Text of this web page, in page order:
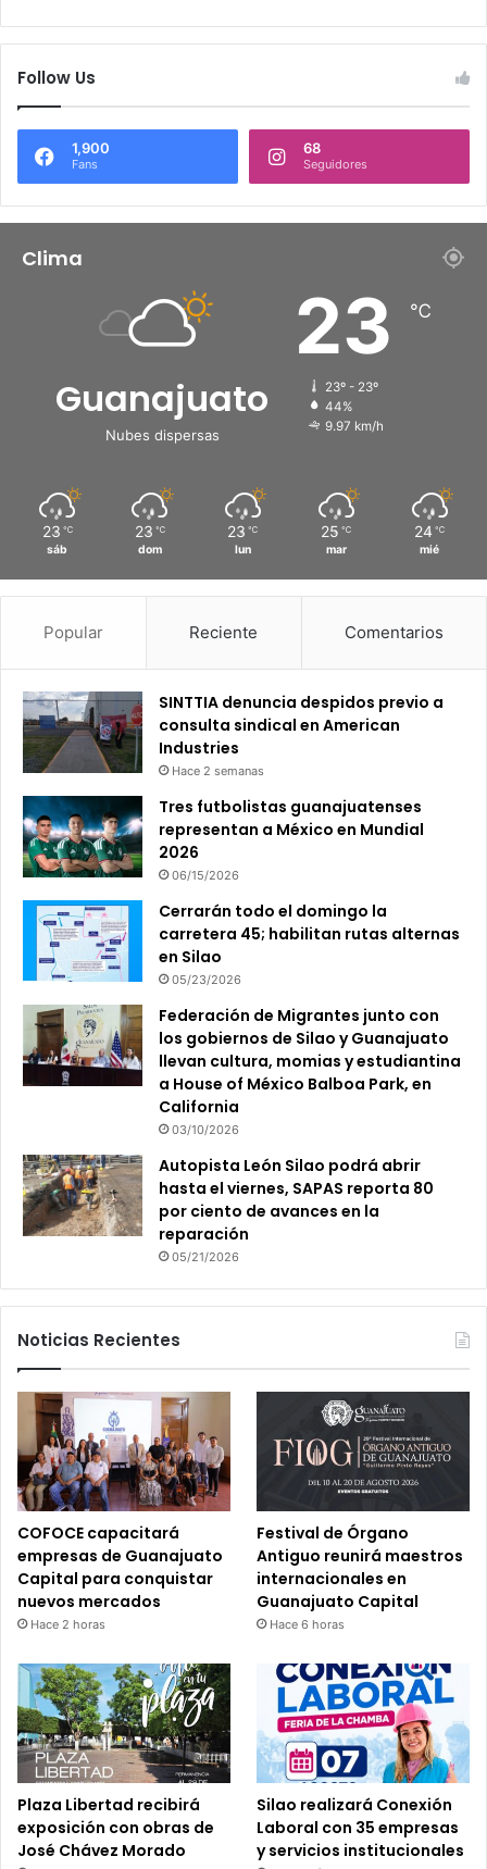
Follow Us
1,900
Fans
68
Seguidores
Clima
Guanajuato
Nubes dispersas
23 ℃
23º - 23º
44%
9.97 km/h
23 ℃
sáb
23 ℃
dom
23 ℃
lun
25 ℃
mar
24 ℃
mié
Popular Reciente Comentarios
SINTTIA denuncia despidos previo a
consulta sindical en American
Industries
Hace 2 semanas
Tres futbolistas guanajuatenses
representan a México en Mundial
2026
06/15/2026
Cerrarán todo el domingo la
carretera 45; habilitan rutas alternas
en Silao
05/23/2026
Federación de Migrantes junto con
los gobiernos de Silao y Guanajuato
llevan cultura, momias y estudiantina
a House of México Balboa Park, en
California
03/10/2026
Autopista León Silao podrá abrir
hasta el viernes, SAPAS reporta 80
por ciento de avances en la
reparación
05/21/2026
Noticias Recientes
COFOCE capacitará
empresas de Guanajuato
Capital para conquistar
nuevos mercados
Hace 2 horas
Festival de Órgano
Antiguo reunirá maestros
internacionales en
Guanajuato Capital
Hace 6 horas
Plaza Libertad recibirá
exposición con obras de
José Chávez Morado
Silao realizará Conexión
Laboral con 35 empresas
y servicios institucionales